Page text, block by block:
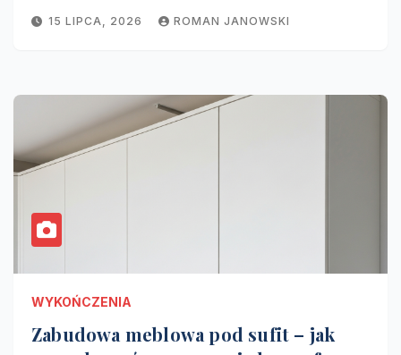
15 LIPCA, 2026 ROMAN JANOWSKI
WYKOŃCZENIA
Zabudowa meblowa pod sufit – jak